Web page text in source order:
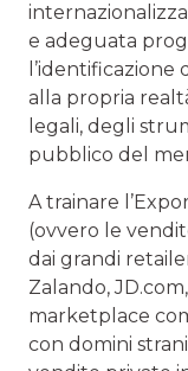
e adeguata
alla propria
legali, degli
pubblico del
A trainare
(ovvero le
dai grandi
Zalando,
marketplace
con domini